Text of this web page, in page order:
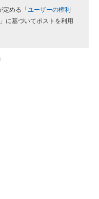
定める「 ユーザーの権利
」に基づいてポストを利用